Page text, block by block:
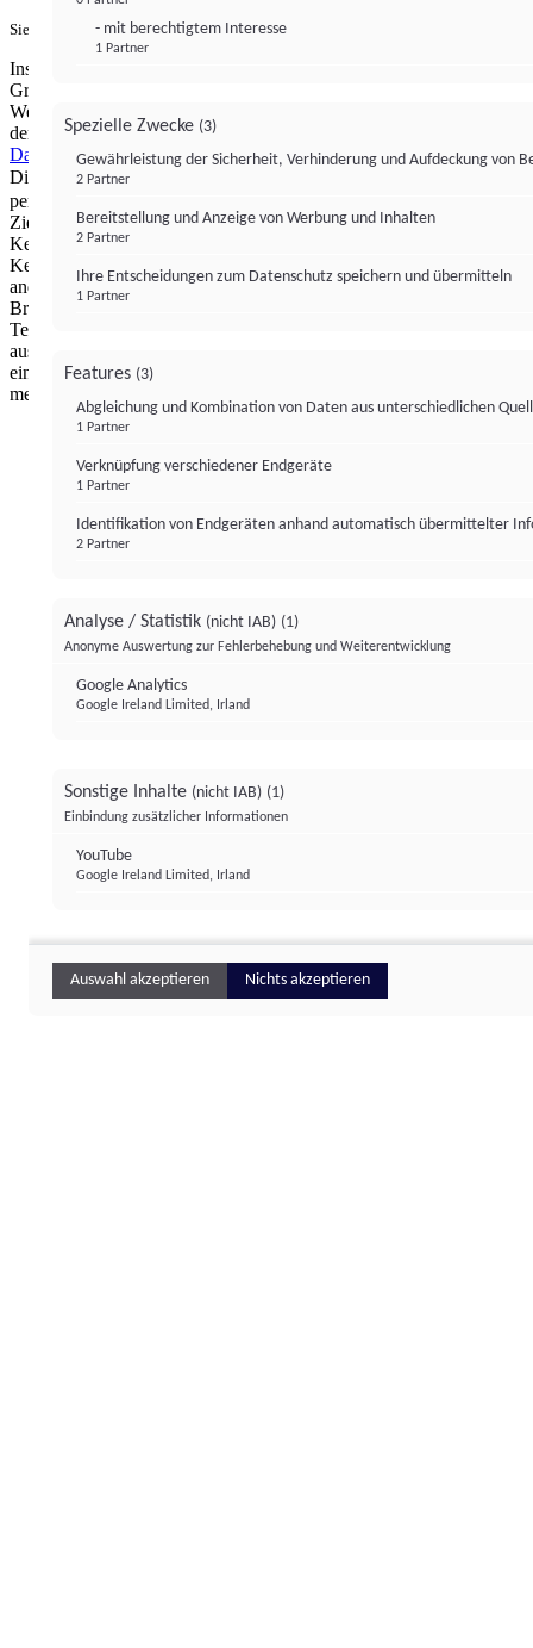
Sie haben ein PUR-Abo?Hier anmelden.
Institutional Money mit Werbung: Wir nutzen aus wirtschaftlichen
Gründen die Möglichkeit, unsere Webseite Dritten als digitalen
Werbeplatz zur Verfügung zu stellen. Über Verarbeitungen, die in
der Verantwortung von uns liegen, können Sie sich in unserer
Datenschutzerklärungnäher informieren.Zur Bereitstellung unserer
Dienste nutzen wir Technologien von
personalisierte Werbung, Messung von Werbeleistung und
Zielgruppenforschung. Cookies, Endgeräte- oder ähnliche Online-
Kennungen (z. B. login-basierte Kennungen, zufällig generierte
Kennungen, netzwerkbasierte Kennungen) können zusammen mit
anderen Informationen (z. B. Browsertyp und
Browserinformationen, Sprache, Bildschirmgröße, unterstützte
Technologien usw.) auf Ihrem Endgerät gespeichert oder von dort
ausgelesen werden, um es jedes Mal wiederzuerkennen, wenn es
eine App oder einer Webseite aufruft. Dies geschieht für einen oder
mehrere der hier aufgeführten Verarbeitungszwecke.
- mit berechtigtem Interesse
1 Partner
Spezielle Zwecke (3)
Gewährleistung der Sicherheit, Verhinderung und Aufdeckung von
2 Partner
Bereitstellung und Anzeige von Werbung und Inhalten
2 Partner
Ihre Entscheidungen zum Datenschutz speichern und übermitteln
1 Partner
Features (3)
Abgleichung und Kombination von Daten aus unterschiedlichen
1 Partner
Verknüpfung verschiedener Endgeräte
1 Partner
Identifikation von Endgeräten anhand automatisch übermittelter
2 Partner
Analyse / Statistik (nicht IAB) (1)
Anonyme Auswertung zur Fehlerbehebung und Weiterentwicklung
Google Analytics
Google Ireland Limited, Irland
Sonstige Inhalte (nicht IAB) (1)
Einbindung zusätzlicher Informationen
YouTube
Google Ireland Limited, Irland
Auswahl akzeptieren Nichts akzeptieren
Institutional Money
ImpressumDatenschutzerklärung